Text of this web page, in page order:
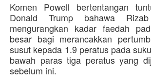
Komen Powell bertentangan
Donald Trump bahawa Rizab
mengurangkan kadar faedah
besar bagi merancakkan
susut kepada 1.9 peratus pada
bawah paras tiga peratus yang
sebelum ini.